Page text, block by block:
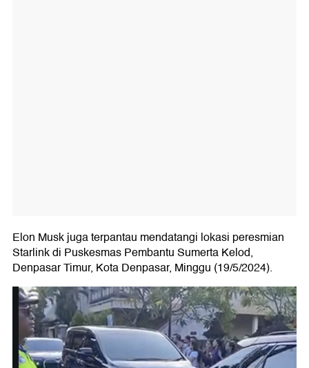
Elon Musk juga terpantau mendatangi lokasi peresmian
Starlink di Puskesmas Pembantu Sumerta Kelod,
Denpasar Timur, Kota Denpasar, Minggu (19/5/2024).